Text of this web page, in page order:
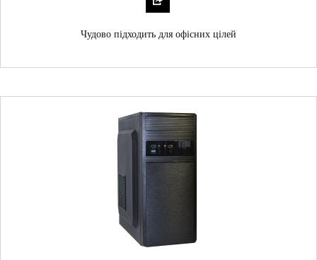
Чудово підходить для офісних цілей